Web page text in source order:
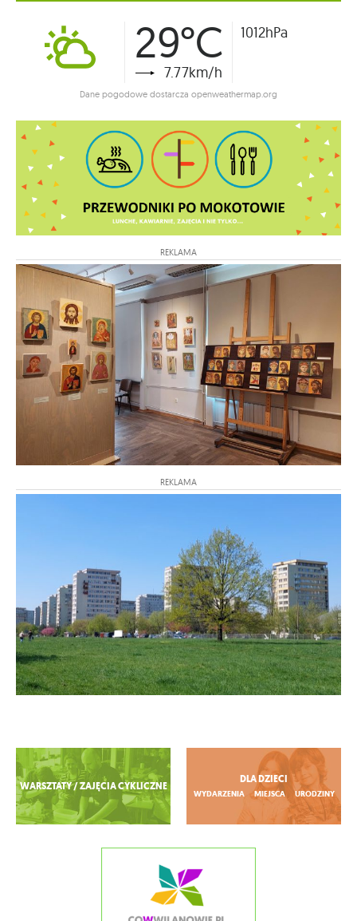
29°C
7.77km/h
1012hPa
Dane pogodowe dostarcza openweathermap.org
REKLAMA
REKLAMA
Zobacz więcej
WARSZTATY / ZAJĘCIA CYKLICZNE
DLA DZIECI
WYDARZENIA MIEJSCA URODZINY